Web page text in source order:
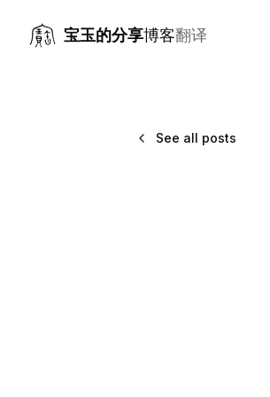
宝玉的分享博客翻译
See all posts